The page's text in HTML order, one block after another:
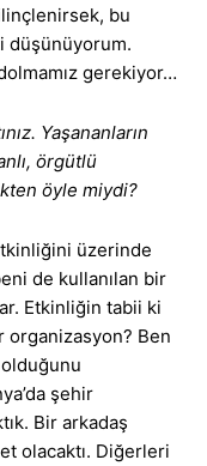
bu
düşünüyorum.
gerekiyor…
Yaşananların
örgütlü
öyle miydi?
üzerinde
de kullanılan bir
Etkinliğin tabii ki
organizasyon? Ben
şehir
Bir arkadaş
olacaktı. Diğerleri